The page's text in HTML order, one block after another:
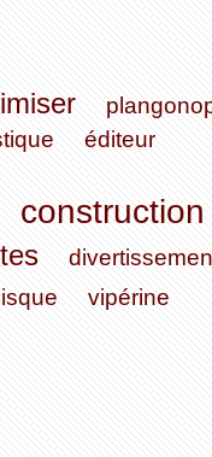
éditeur
construction
vipérine